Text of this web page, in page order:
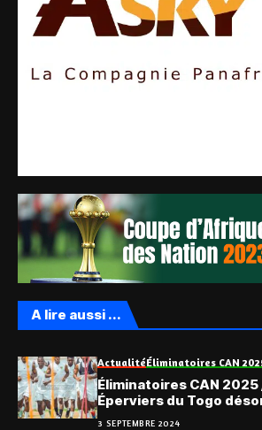
A lire aussi ...
ActualitéÉliminatoires CAN
Éliminatoires CAN 2025
Éperviers du Togo
3 SEPTEMBRE 2024